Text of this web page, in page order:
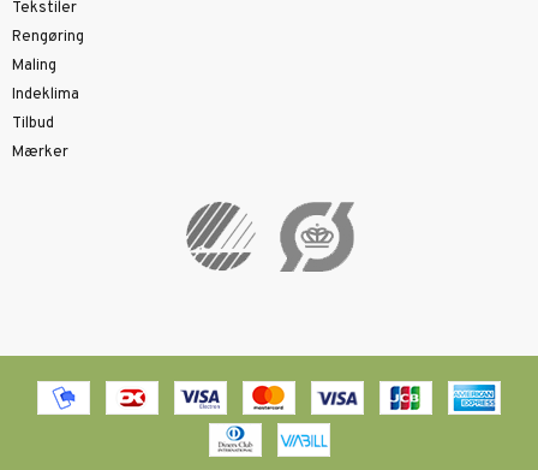
Tekstiler
Rengøring
Maling
Indeklima
Tilbud
Mærker